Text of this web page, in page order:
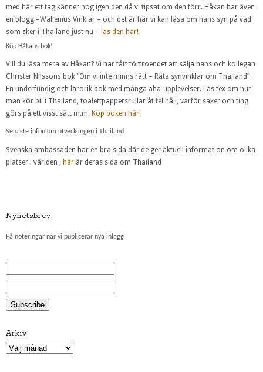
med här ett tag känner nog igen den då vi tipsat om den förr. Håkan har även
en blogg –Wallenius Vinklar – och det är här vi kan läsa om hans syn på vad
som sker i Thailand just nu – läs den här!
Köp Håkans bok!
Vill du läsa mera av Håkan? Vi har fått förtroendet att sälja hans och kollegan
Christer Nilssons bok ”Om vi inte minns rätt – Räta synvinklar om Thailand” .
En underfundig och lärorik bok med många aha-upplevelser. Läs tex om hur
man kör bil i Thailand, toalettpappersrullar åt fel håll, varför saker och ting
görs på ett visst sätt m.m. Köp boken här!
Senaste infon om utvecklingen i Thailand
Svenska ambassaden har en bra sida där de ger aktuell information om olika
platser i världen ,
här är deras sida om Thailand
Nyhetsbrev
Få noteringar när vi publicerar nya inlägg
Arkiv
Arkiv